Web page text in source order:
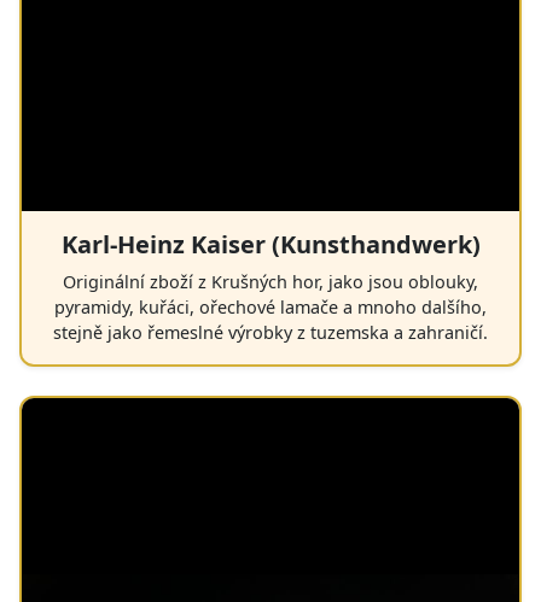
Karl-Heinz Kaiser (Kunsthandwerk)
Originální zboží z Krušných hor, jako jsou oblouky,
pyramidy, kuřáci, ořechové lamače a mnoho dalšího,
stejně jako řemeslné výrobky z tuzemska a zahraničí.